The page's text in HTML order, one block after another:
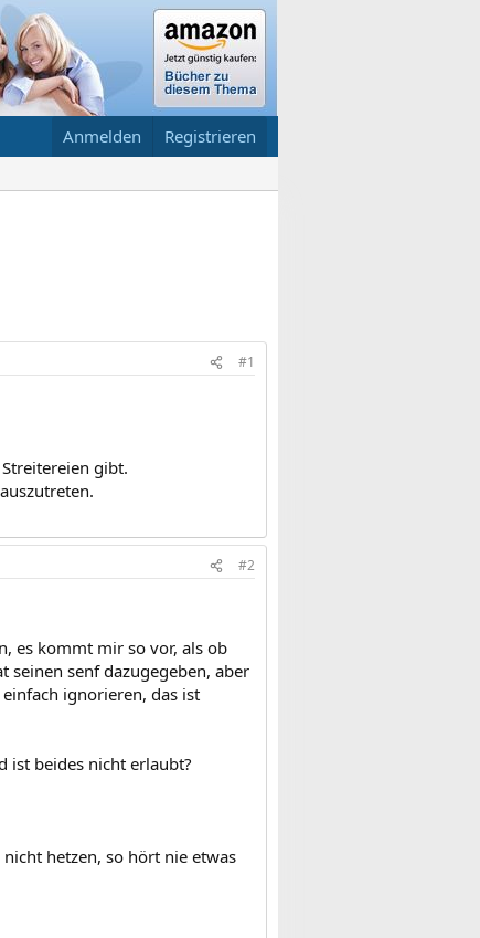
Anmelden Registrieren
#1
gibt.
#2
es kommt mir so vor, als ob
seinen senf dazugegeben, aber
ignorieren, das ist
ist beides nicht erlaubt?
hetzen, so hört nie etwas